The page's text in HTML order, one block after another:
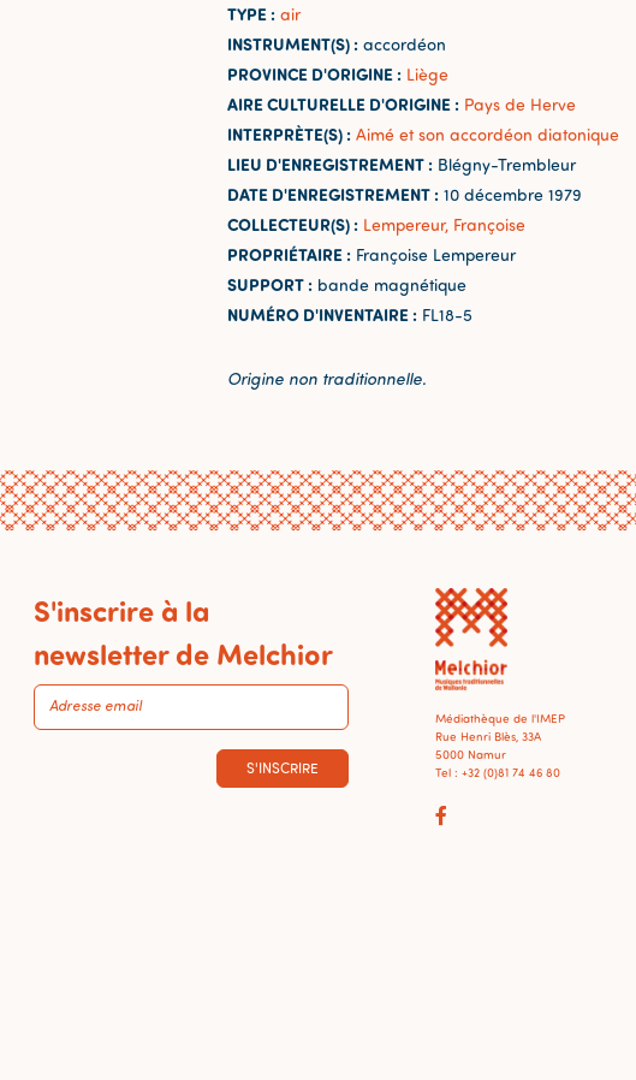
TYPE : air
INSTRUMENT(S) : accordéon
PROVINCE D'ORIGINE : Liège
AIRE CULTURELLE D'ORIGINE : Pays de Herve
INTERPRÈTE(S) : Aimé et son accordéon diatonique
LIEU D'ENREGISTREMENT : Blégny-Trembleur
DATE D'ENREGISTREMENT : 10 décembre 1979
COLLECTEUR(S) : Lempereur, Françoise
PROPRIÉTAIRE : Françoise Lempereur
SUPPORT : bande magnétique
NUMÉRO D'INVENTAIRE : FL18-5
Origine non traditionnelle.
S'inscrire à la
newsletter de Melchior
S'INSCRIRE
Médiathèque de l'IMEP
Rue Henri Blès, 33A
5000 Namur
Tel : +32 (0)81 74 46 80